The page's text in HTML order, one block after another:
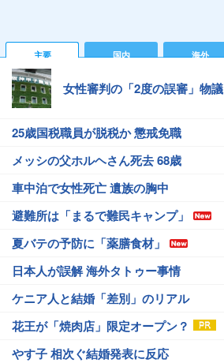
主要 国内 海外
女性審判の「2度の誤審」物議
25歳国税職員が脱税か 懲戒免職
メッシの父ホルヘさん死去 68歳
車中泊で女性死亡 遺族の胸中
避難所は「まるで難民キャンプ」
夏バテの予防に「薬膳食材」
日本人が誤解 海外タトゥー事情
ケニア人と結婚「差別」のリアル
花王が「焼肉店」限定オープン？
やす子 相次ぐ結婚発表に反応